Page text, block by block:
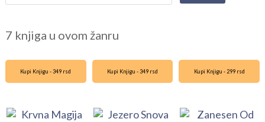
7 knjiga u ovom žanru
Kupi Knjigu - 349 rsd Kupi Knjigu - 349 rsd Kupi Knjigu - 299 rsd